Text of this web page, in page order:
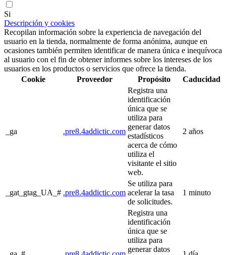
Si
Descripción y cookies
Recopilan información sobre la experiencia de navegación del
usuario en la tienda, normalmente de forma anónima, aunque en
ocasiones también permiten identificar de manera única e inequívoca
al usuario con el fin de obtener informes sobre los intereses de los
usuarios en los productos o servicios que ofrece la tienda.
Cookie
Proveedor Propósito Caducidad
_ga .pre8.4addictic.com
Registra una
identificación
única que se
utiliza para
generar datos
estadísticos
acerca de cómo
utiliza el
visitante el sitio
web.
2 años
_gat_gtag_UA_# .pre8.4addictic.com
Se utiliza para
acelerar la tasa
de solicitudes.
1 minuto
Registra una
identificación
única que se
utiliza para
generar datos